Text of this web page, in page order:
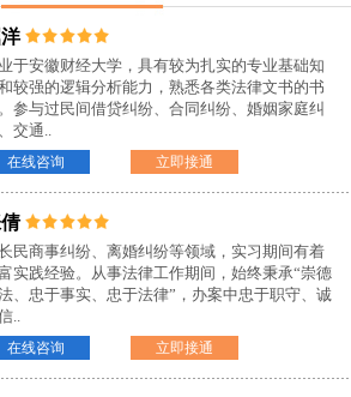
于安徽财经大学，具有较为扎实的专业基础知
较强的逻辑分析能力，熟悉各类法律文书的书
参与过民间借贷纠纷、合同纠纷、婚姻家庭纠
交通..
在线咨询 立即接通
民商事纠纷、离婚纠纷等领域，实习期间有着
实践经验。从事法律工作期间，始终秉承“崇德
、忠于事实、忠于法律”，办案中忠于职守、诚
..
在线咨询 立即接通